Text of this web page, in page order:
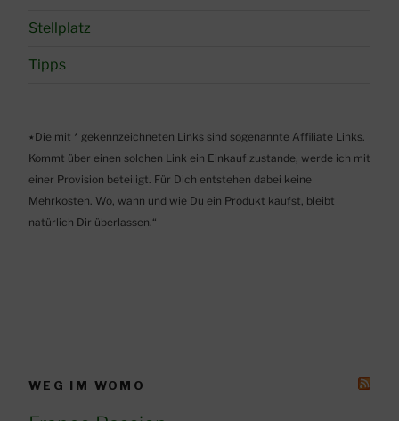
Stellplatz
Tipps
٭Die mit * gekennzeichneten Links sind sogenannte Affiliate Links.
Kommt über einen solchen Link ein Einkauf zustande, werde ich mit
einer Provision beteiligt. Für Dich entstehen dabei keine
Mehrkosten. Wo, wann und wie Du ein Produkt kaufst, bleibt
natürlich Dir überlassen.“
WEG IM WOMO